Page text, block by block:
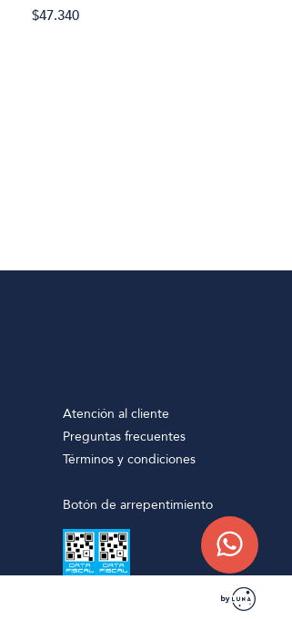
$47.340
Atención al cliente
Preguntas frecuentes
Términos y condiciones
Botón de arrepentimiento